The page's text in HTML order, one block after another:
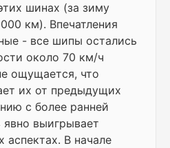
шинах (за зиму
км). Впечатления
- все шипы остались
около 70 км/ч
ощущается, что
их от предыдущих
с более ранней
выигрывает
аспектах. В начале